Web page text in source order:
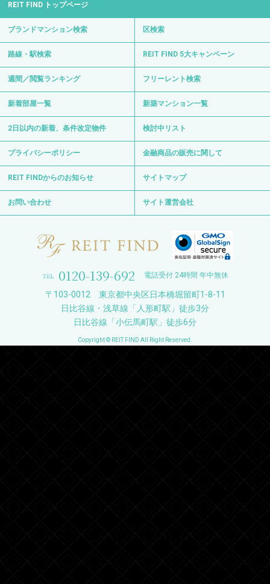
REIT FIND トップページ
ブランドマンション検索 区検索
路線・駅検索 REIT FIND 5大キャンペーン
週間／閲覧ランキング フリーレント検索
新着部屋一覧 新築マンション一覧
2日以内の新着、条件改定物件 検討中リスト
プライバシーポリシー 金融商品の販売に関して
REIT FINDからのお知らせ サイトマップ
お問い合わせ サイト運営会社
0120-139-692 電話受付 24時間 年中無休
〒103-0012 東京都中央区日本橋堀留町1-8-11
日比谷線・浅草線「人形町駅」徒歩3分
日比谷線「小伝馬町駅」徒歩6分
Copyright © REIT FIND All Right Reserved.